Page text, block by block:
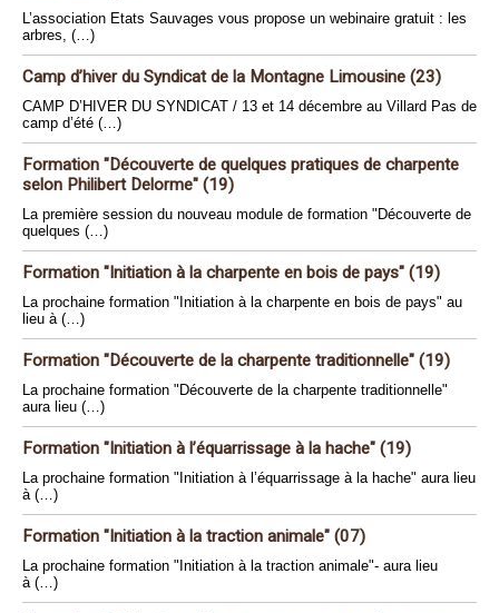
L’association Etats Sauvages vous propose un webinaire gratuit : les
arbres, (…)
Camp d’hiver du Syndicat de la Montagne Limousine (23)
CAMP D’HIVER DU SYNDICAT / 13 et 14 décembre au Villard Pas de
camp d’été (…)
Formation "Découverte de quelques pratiques de charpente
selon Philibert Delorme" (19)
La première session du nouveau module de formation "Découverte de
quelques (…)
Formation "Initiation à la charpente en bois de pays" (19)
La prochaine formation "Initiation à la charpente en bois de pays" au
lieu à (…)
Formation "Découverte de la charpente traditionnelle" (19)
La prochaine formation "Découverte de la charpente traditionnelle"
aura lieu (…)
Formation "Initiation à l’équarrissage à la hache" (19)
La prochaine formation "Initiation à l’équarrissage à la hache" aura lieu
à (…)
Formation "Initiation à la traction animale" (07)
La prochaine formation "Initiation à la traction animale"- aura lieu
à (…)